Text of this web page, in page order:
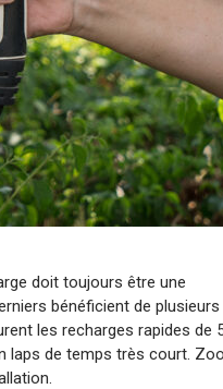
doit toujours être une
bénéficient de plusieurs
les recharges rapides de
laps de temps très court.